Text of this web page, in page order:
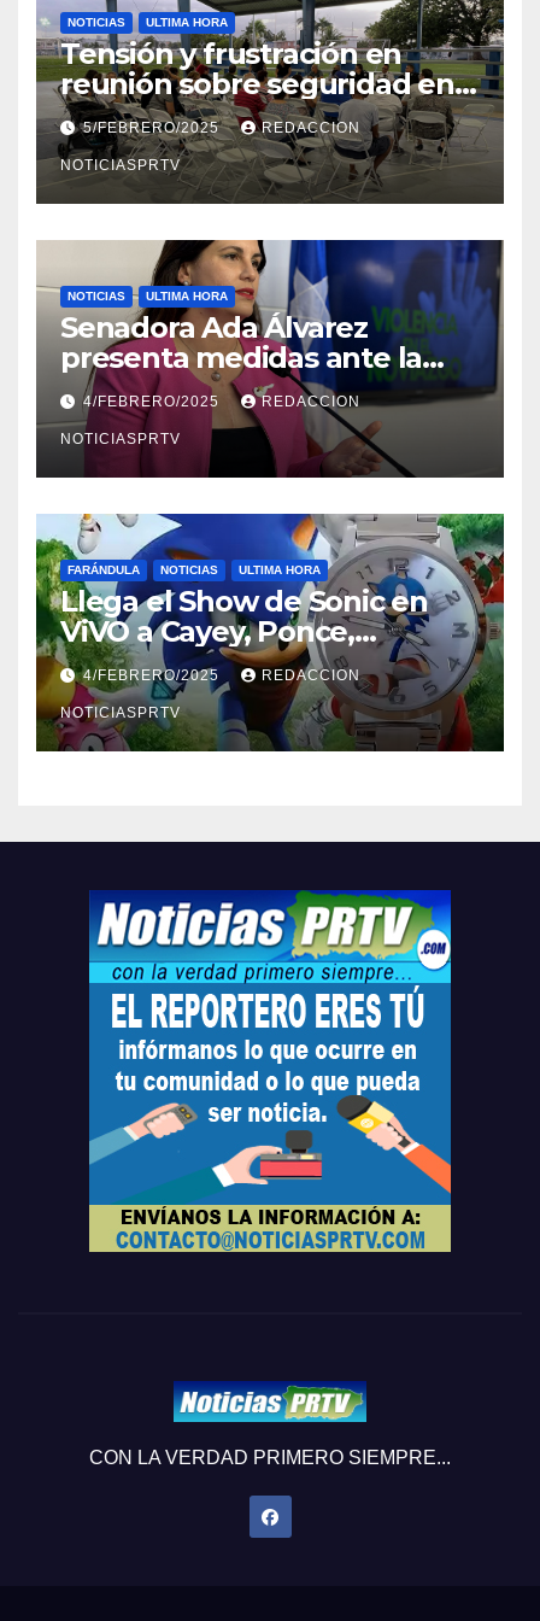
NOTICIAS ULTIMA HORA
Tensión y frustración en
reunión sobre seguridad en
Reparto Metropolitano
5/FEBRERO/2025 REDACCION
NOTICIASPRTV
NOTICIAS ULTIMA HORA
Senadora Ada Álvarez
presenta medidas ante la
violencia en el noviazgo
4/FEBRERO/2025 REDACCION
NOTICIASPRTV
FARÁNDULA NOTICIAS ULTIMA HORA
Llega el Show de Sonic en
ViVO a Cayey, Ponce,
Barceloneta y Humacao,
Relojes gratis para el que
compre ahora….
4/FEBRERO/2025 REDACCION
NOTICIASPRTV
CON LA VERDAD PRIMERO SIEMPRE...